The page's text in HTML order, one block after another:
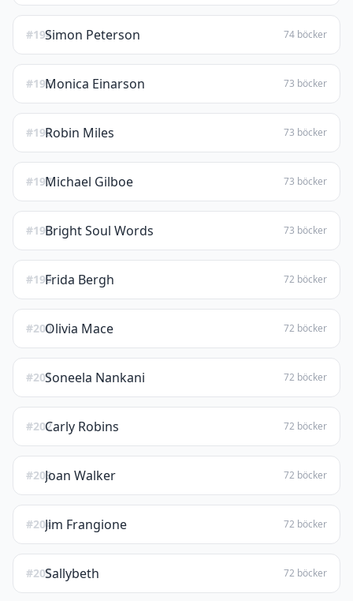
#194Simon Peterson 74 böcker
#195Monica Einarson 73 böcker
#196Robin Miles 73 böcker
#197Michael Gilboe 73 böcker
#198Bright Soul Words 73 böcker
#199Frida Bergh 72 böcker
#200Olivia Mace 72 böcker
#201Soneela Nankani 72 böcker
#202Carly Robins 72 böcker
#203Joan Walker 72 böcker
#204Jim Frangione 72 böcker
#205Sallybeth 72 böcker